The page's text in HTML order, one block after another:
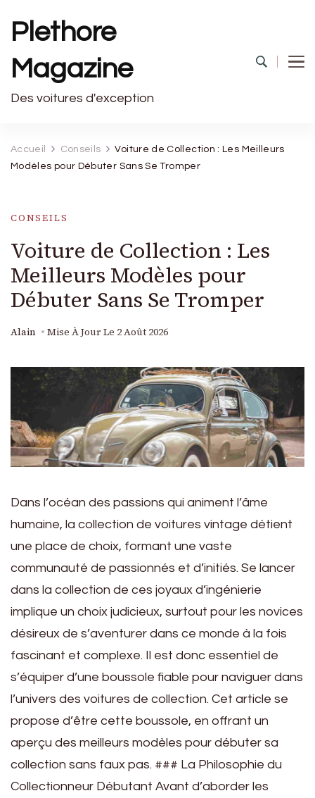
Plethore
Magazine
Des voitures d'exception
Accueil Conseils
Voiture de Collection : Les Meilleurs
Modèles pour Débuter Sans Se Tromper
CONSEILS
Voiture de Collection : Les
Meilleurs Modèles pour
Débuter Sans Se Tromper
Alain Mise À Jour Le 2 Août 2026
Dans l’océan des passions qui animent l’âme
humaine, la collection de voitures vintage détient
une place de choix, formant une vaste
communauté de passionnés et d’initiés. Se lancer
dans la collection de ces joyaux d’ingénierie
implique un choix judicieux, surtout pour les novices
désireux de s’aventurer dans ce monde à la fois
fascinant et complexe. Il est donc essentiel de
s’équiper d’une boussole fiable pour naviguer dans
l’univers des voitures de collection. Cet article se
propose d’être cette boussole, en offrant un
aperçu des meilleurs modèles pour débuter sa
collection sans faux pas. ### La Philosophie du
Collectionneur Débutant Avant d’aborder les